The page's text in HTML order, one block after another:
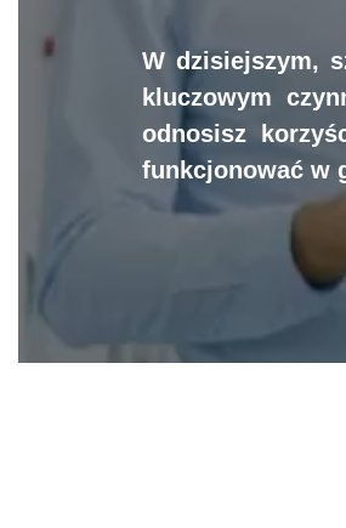
W dzisiejszym,
kluczowym
odnosisz
funkcjonować w